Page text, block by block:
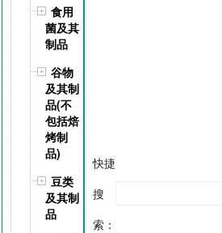
食用
菌及其
制品
谷物
及其制
品(不
包括焙
烤制
品)
豆类
及其制
品
快捷
搜
索：